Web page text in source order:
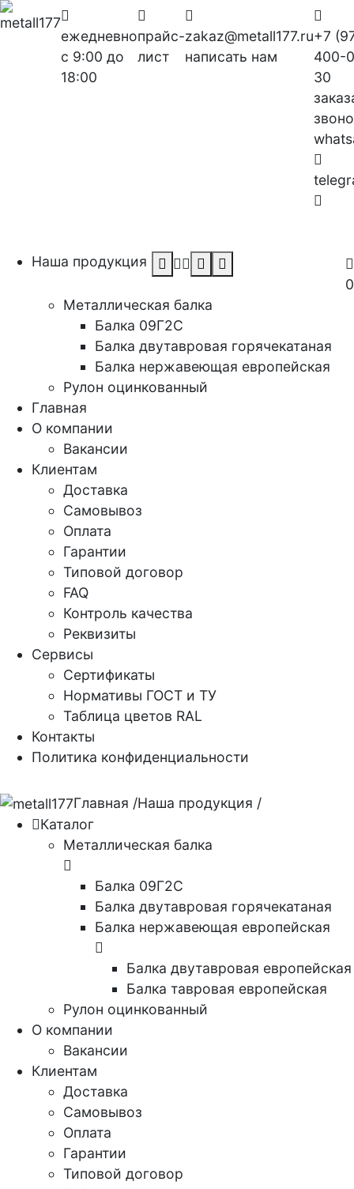
ежедневно
с 9:00 до
18:00
прайс-
лист
zakaz@metall177.ru
написать нам
+7
400-
30
0
Наша продукция
Металлическая балка
Балка 09Г2С
Балка двутавровая горячекатаная
Балка нержавеющая европейская
Рулон оцинкованный
Главная
О компании
Вакансии
Клиентам
Доставка
Самовывоз
Оплата
Гарантии
Типовой договор
FAQ
Контроль качества
Реквизиты
Сервисы
Сертификаты
Нормативы ГОСТ и ТУ
Таблица цветов RAL
Контакты
Политика конфиденциальности
Каталог
Металлическая балка
Балка 09Г2С
Балка двутавровая горячекатаная
Балка нержавеющая европейская
Балка двутавровая европейская
Балка тавровая европейская
Рулон оцинкованный
О компании
Вакансии
Клиентам
Доставка
Самовывоз
Оплата
Гарантии
Типовой договор
Главная /Наша продукция /